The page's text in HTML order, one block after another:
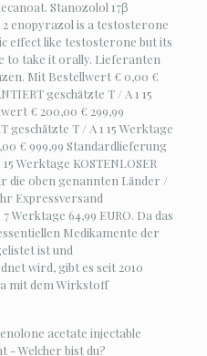
Stanozolol 17β
enopyrazol is a testosterone
effect like testosterone but its
to take it orally. Lieferanten
Mit Bestellwert € 0,00 €
geschätzte T / A 1 15
€ 200,00 € 299,99
geschätzte T / A 1 15 Werktage
€ 999,99 Standardlieferung
Werktage KOSTENLOSER
die oben genannten Länder /
Expressversand
Werktage 64,99 EURO. Da das
Medikamente der
ist und
wird, gibt es seit 2010
mit dem Wirkstoff